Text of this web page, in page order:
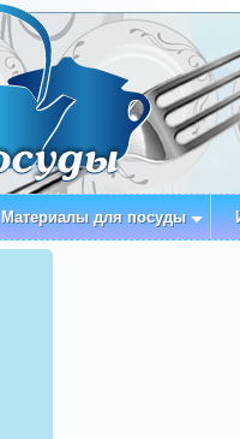
Материалы для посуды